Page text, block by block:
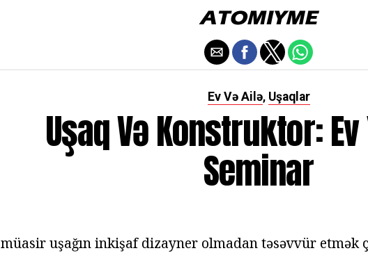
Ev Və Ailə, Uşaqlar
Uşaq Və Konstruktor: Ev
Seminar
müasir uşağın inkişaf dizayner olmadan təsəvvür etmək